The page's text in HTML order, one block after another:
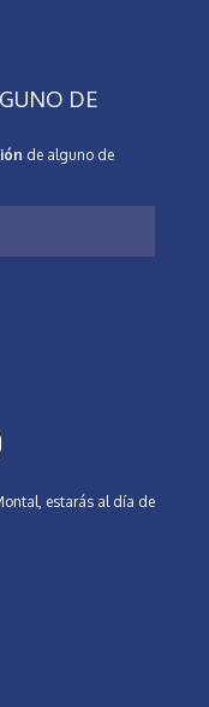
DE
de alguno de
estarás al día de